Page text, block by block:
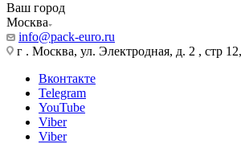
Ваш город
Москва
info@pack-euro.ru
г . Москва, ул. Электродная, д. 2 , стр
Вконтакте
Telegram
YouTube
Viber
Viber